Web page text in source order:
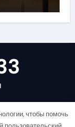
чтобы помочь